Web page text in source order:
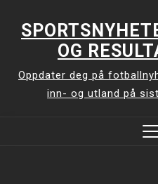
OG
Oppdater deg på
inn- og utland på